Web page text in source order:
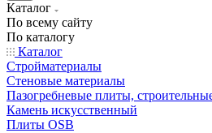
Каталог
По всему сайту
По каталогу
Каталог
Стройматериалы
Стеновые материалы
Пазогребневые плиты,
Камень искусственный
Плиты OSB